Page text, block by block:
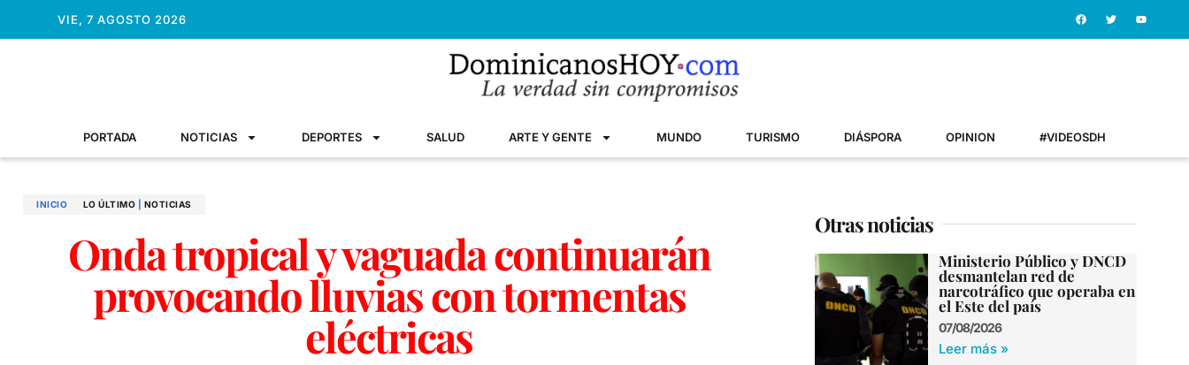
VIE, 7 AGOSTO 2026
PORTADA NOTICIAS DEPORTES SALUD ARTE Y GENTE MUNDO TURISMO DIÁSPORA OPINION #VIDEOSDH
INICIO LO ÚLTIMO NOTICIAS
Onda tropical y vaguada continuarán
provocando lluvias con tormentas
eléctricas
Otras noticias
Ministerio Público y DNCD
desmantelan red de
narcotráfico que operaba en
el Este del país
07/08/2026
Leer más »